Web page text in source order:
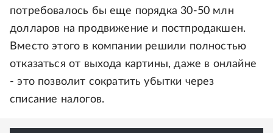
потребовалось бы еще порядка 30-50 млн
долларов на продвижение и постпродакшен.
Вместо этого в компании решили полностью
отказаться от выхода картины, даже в онлайне
- это позволит сократить убытки через
списание налогов.